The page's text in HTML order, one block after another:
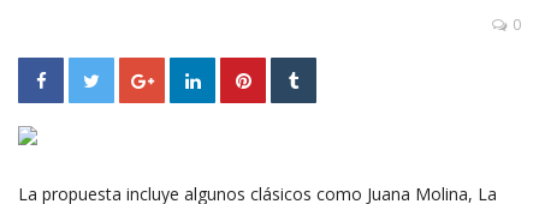
0
La propuesta incluye algunos clásicos como Juana Molina, La